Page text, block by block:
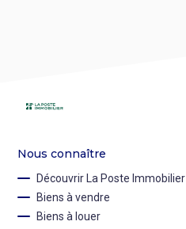
Nous connaître
Découvrir La Poste Immobilier
Biens à vendre
Biens à louer